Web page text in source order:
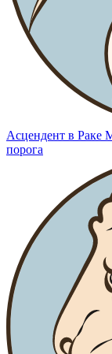
Асцендент в Раке
порога